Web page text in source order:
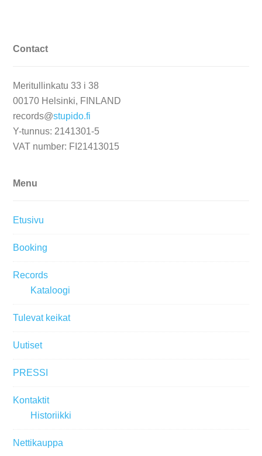
Contact
Meritullinkatu 33 i 38
00170 Helsinki, FINLAND
records@stupido.fi
Y-tunnus: 2141301-5
VAT number: FI21413015
Menu
Etusivu
Booking
Records
Kataloogi
Tulevat keikat
Uutiset
PRESSI
Kontaktit
Historiikki
Nettikauppa